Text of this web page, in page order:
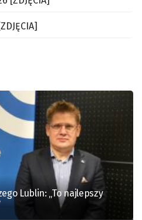
Lublin: „To najlepszy